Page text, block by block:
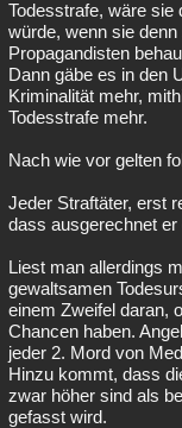
Todesstrafe, wäre sie
würde, wenn sie
Propagandisten
Dann gäbe es in den
Kriminalität mehr,
Todesstrafe mehr.
Nach wie vor gelten
Jeder Straftäter, erst
dass ausgerechnet
Liest man allerdings
gewaltsamen
einem Zweifel daran,
Chancen haben.
jeder 2. Mord von
Hinzu kommt, dass
zwar höher sind als
gefasst wird.